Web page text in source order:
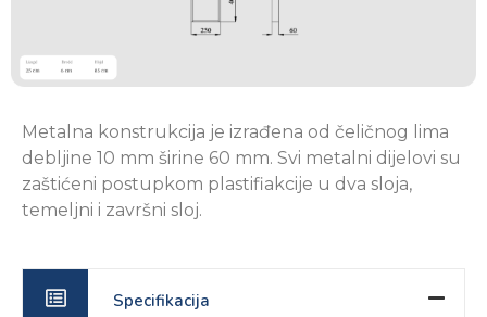
Metalna konstrukcija je izrađena od čeličnog lima
debljine 10 mm širine 60 mm. Svi metalni dijelovi su
zaštićeni postupkom plastifiakcije u dva sloja,
temeljni i završni sloj.
Specifikacija